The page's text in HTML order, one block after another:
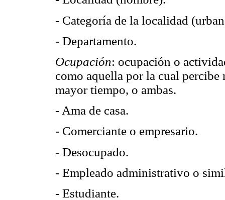
- Categoría de la localidad
- Departamento.
Ocupación: ocupación o
como aquella por la cual
mayor tiempo, o ambas.
- Ama de casa.
- Comerciante o empresario.
- Desocupado.
- Empleado administrativo o
- Estudiante.